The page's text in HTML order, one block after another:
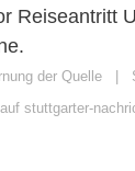
Reiseantritt
der Quelle
stuttgarter-